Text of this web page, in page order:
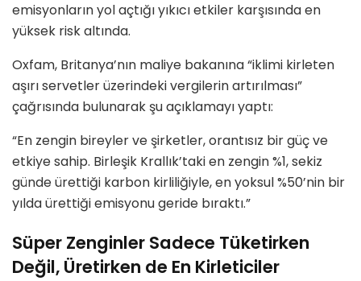
emisyonların yol açtığı yıkıcı etkiler karşısında en
yüksek risk altında.
Oxfam, Britanya’nın maliye bakanına “iklimi kirleten
aşırı servetler üzerindeki vergilerin artırılması”
çağrısında bulunarak şu açıklamayı yaptı:
“En zengin bireyler ve şirketler, orantısız bir güç ve
etkiye sahip. Birleşik Krallık’taki en zengin %1, sekiz
günde ürettiği karbon kirliliğiyle, en yoksul %50’nin bir
yılda ürettiği emisyonu geride bıraktı.”
Süper Zenginler Sadece Tüketirken
Değil, Üretirken de En Kirleticiler